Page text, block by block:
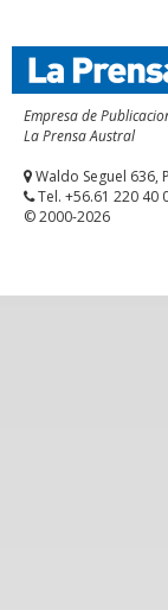
Empresa de
La Prensa Austral
Waldo Seguel 636,
Tel. +56.61 220 40
© 2000-2026